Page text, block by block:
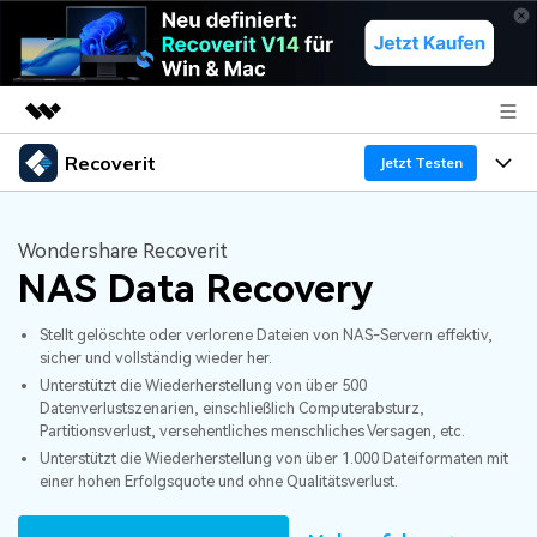
Top-Produkte
Dienstprogramme
Überblick
Lösungen
Über uns
Presseraum
Shop
Support
Recoverit Jetzt Testen
Recoverit für Windows
KI
Ein führendes Tool zur Datenrettung für Windows
Kostenlos Testen
Recoverit für Mac
Funktionen
Wiederherstellung von Laufwerken
Gel?schte Medien wiederherstellen
Exklusive Wiederherstellungsl?sungen
Ressourcen
Warum Recoverit
Experte für Datenrettung
Guide
Wondershare Recoverit
NAS Data Recovery
Stellt gelöschte oder verlorene Dateien von NAS-Servern effektiv,
sicher und vollständig wieder her.
Unterstützt die Wiederherstellung von über 500
Datenverlustszenarien, einschließlich Computerabsturz,
Partitionsverlust, versehentliches menschliches Versagen, etc.
Unterstützt die Wiederherstellung von über 1.000 Dateiformaten mit
einer hohen Erfolgsquote und ohne Qualitätsverlust.